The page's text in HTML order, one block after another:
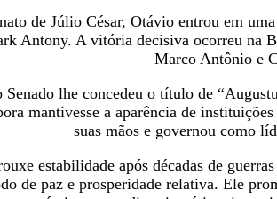
de Júlio César, Otávio entrou em
Antony. A vitória decisiva ocorreu na
Marco Antônio e
Senado lhe concedeu o título de
mantivesse a aparência de
suas mãos e governou como
estabilidade após décadas de
de paz e prosperidade relativa. Ele